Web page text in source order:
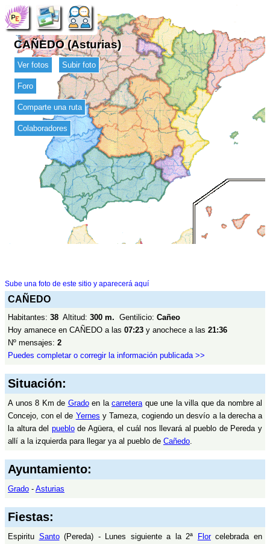
CAÑEDO (Asturias)
Ver fotos Subir foto
Foro
Comparte una ruta
Colaboradores
Sube una foto de este sitio y aparecerá aquí
CAÑEDO
Habitantes: 38 Altitud: 300 m. Gentilicio: Cañeo
Hoy amanece en CAÑEDO a las 07:23 y anochece a las 21:36
Nº mensajes: 2
Puedes completar o corregir la información publicada >>
Situación:
A unos 8 Km de Gradoen la carreteraque une la villa que da nombre al
Concejo, con el de Yernes y Tameza, cogiendo un desvío a la derecha a
la altura del pueblode Agüera, el cuál nos llevará al pueblo de Pereda y
allí a la izquierda para llegar ya al pueblo de Cañedo.
Ayuntamiento:
Grado - Asturias
Fiestas:
Espiritu Santo(Pereda) - Lunes siguiente a la 2ª Florcelebrada en